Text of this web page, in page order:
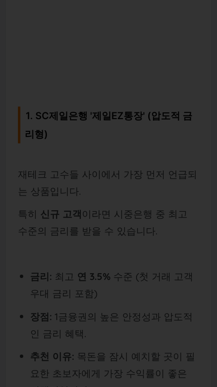
1. SC제일은행 '제일EZ통장' (압도적 금
리형)
재테크 고수들 사이에서 가장 먼저 언급되
는 상품입니다.
특히 신규 고객이라면 시중은행 중 최고
수준의 금리를 받을 수 있습니다.
금리: 최고 연 3.5%수준 (첫 거래 고객
우대 금리 포함)
장점: 1금융권의 높은 안정성과 압도적
인 금리 혜택.
추천 이유: 목돈을 잠시 예치할 곳이 필
요한 초보자에게 가장 수익률이 좋은